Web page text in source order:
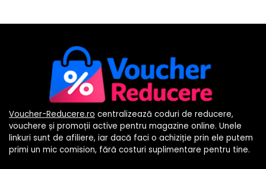
Voucher-Reducere.ro centralizează coduri de reducere,
vouchere și promoții active pentru magazine online. Unele
linkuri sunt de afiliere, iar dacă faci o achiziție prin ele putem
primi un mic comision, fără costuri suplimentare pentru tine.